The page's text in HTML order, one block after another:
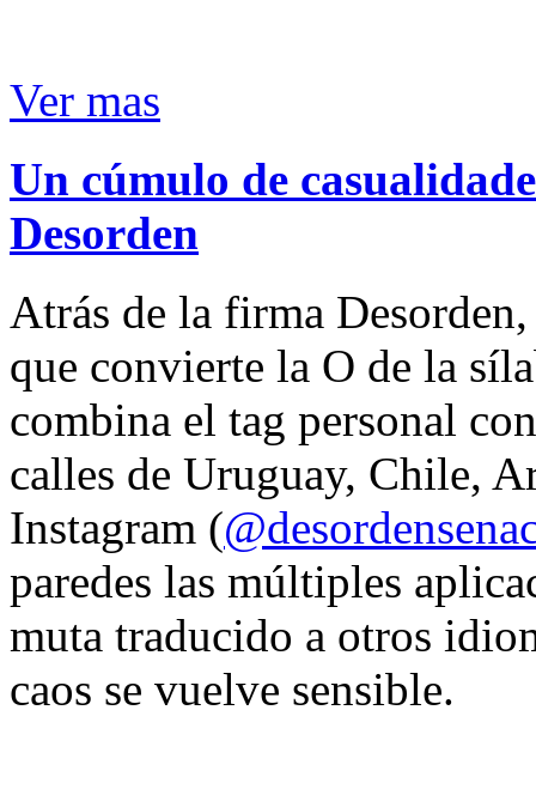
Ver mas
Un cúmulo de
Desorden
Atrás de la firma
que convierte la O de la
combina el tag personal
calles de Uruguay, Chile,
Instagram (
paredes las múltiples
muta traducido a otros
caos se vuelve sensible.